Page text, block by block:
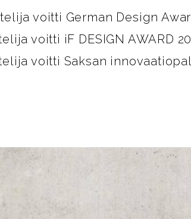
voitti German Design
voitti iF DESIGN AWARD
voitti Saksan